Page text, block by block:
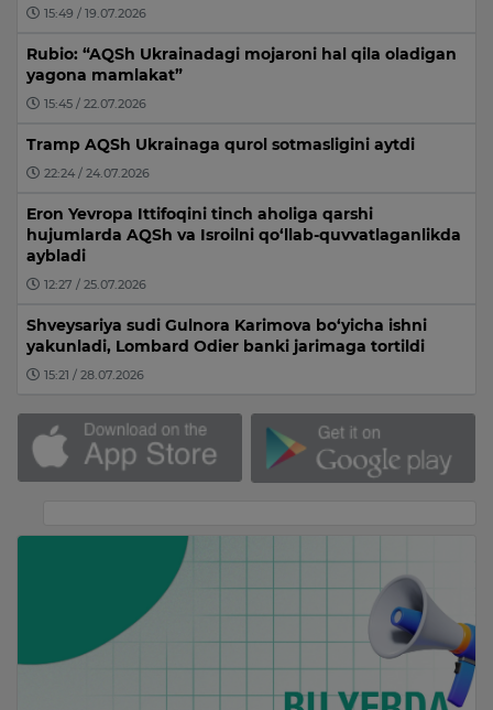
15:49 / 19.07.2026
Rubio: “AQSh Ukrainadagi mojaroni hal qila oladigan
yagona mamlakat”
15:45 / 22.07.2026
Tramp AQSh Ukrainaga qurol sotmasligini aytdi
22:24 / 24.07.2026
Eron Yevropa Ittifoqini tinch aholiga qarshi
hujumlarda AQSh va Isroilni qo‘llab-quvvatlaganlikda
aybladi
12:27 / 25.07.2026
Shveysariya sudi Gulnora Karimova bo‘yicha ishni
yakunladi, Lombard Odier banki jarimaga tortildi
15:21 / 28.07.2026